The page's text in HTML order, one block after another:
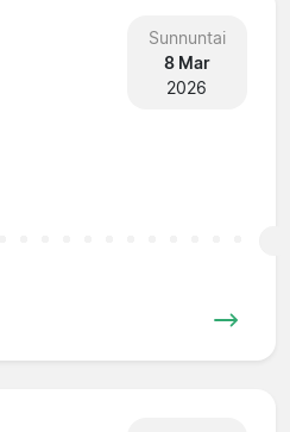
Sunnuntai
8 Mar
2026